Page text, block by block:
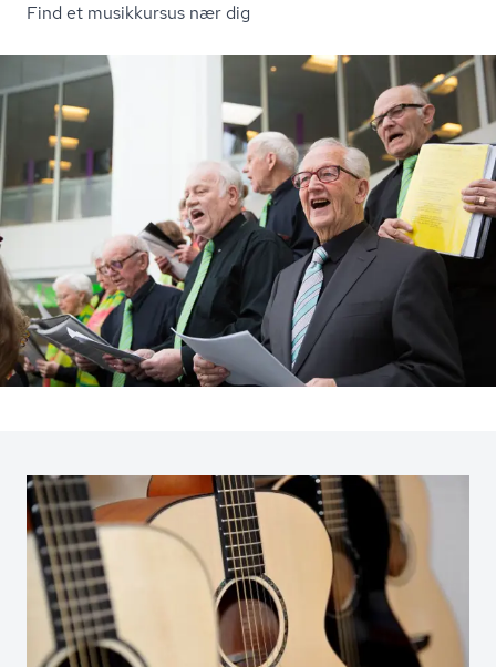
Find et musikkursus nær dig